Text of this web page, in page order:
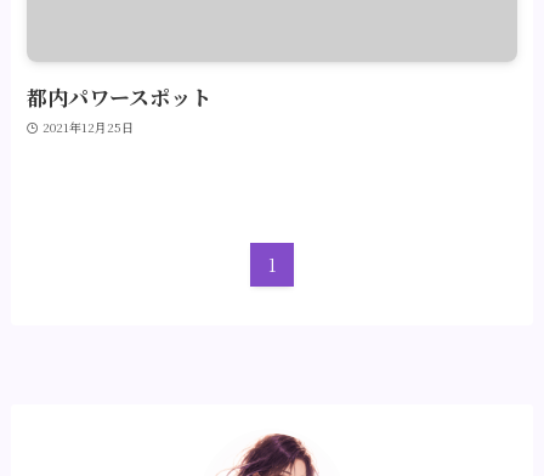
都内パワースポット
2021年12月25日
1